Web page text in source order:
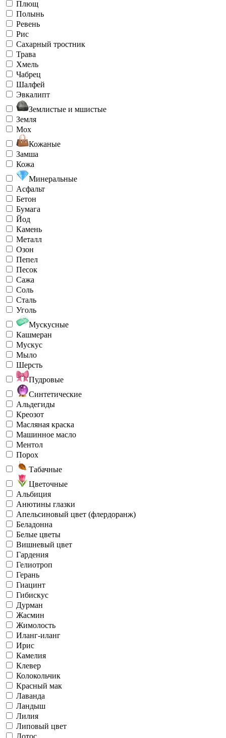
Плющ
Полынь
Ревень
Рис
Сахарный тростник
Трава
Хмель
Чабрец
Шалфей
Эвкалипт
Землистые и мшистые
Земля
Мох
Кожаные
Замша
Кожа
Минеральные
Асфальт
Бетон
Бумага
Йод
Камень
Металл
Озон
Пепел
Песок
Сажа
Соль
Сталь
Уголь
Мускусные
Кашмеран
Мускус
Мыло
Шерсть
Пудровые
Синтетические
Альдегиды
Креозот
Масляная краска
Машинное масло
Ментол
Порох
Табачные
Цветочные
Альбиция
Анютины глазки
Апельсиновый цвет (флердоранж)
Беладонна
Белые цветы
Вишневый цвет
Гардения
Гелиотроп
Герань
Гиацинт
Гибискус
Дурман
Жасмин
Жимолость
Иланг-иланг
Ирис
Камелия
Клевер
Колокольчик
Красный мак
Лаванда
Ландыш
Лилия
Липовый цвет
Лотос